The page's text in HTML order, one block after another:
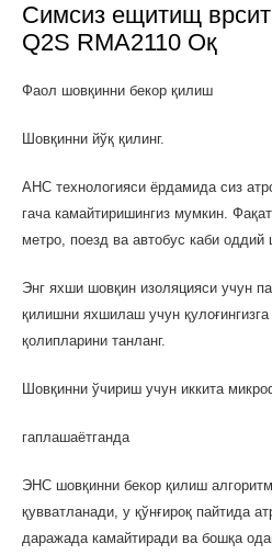
Симсиз ещитищ
Q2S RMA2110 Оқ
Фаол шовқинни бекор қилиш
Шовқинни йўқ қилинг.
АНC технологияси ёрдамида сиз
гача камайтиришингиз мумкин.
метро, поезд ва автобус каби
Энг яхши шовқин изоляцияси учун
қилишни яхшилаш учун
қолипларини танланг.
Шовқинни ўчириш учун иккита
гаплашаётганда
ЭНC шовқинни бекор қилиш
қувватланади, у қўнғироқ пайтида
даражада камайтиради ва бошқа